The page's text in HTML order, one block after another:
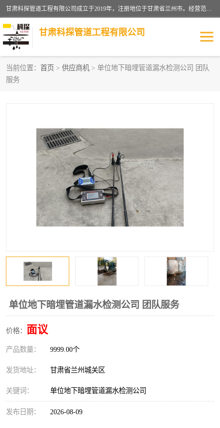
甘肃科探管道工程有限公司成立于2019年，注册地位于甘肃省兰州市。经营范围包括管道安装、清洗、疏通、维修、检测，防水工程，工程钻孔，化粪池清理，暖气安装，给排水管道安装维修，室内外管道如消防、供水、供热管道漏水检测定位，室内外防水堵漏等。
甘肃科探管道工程有限公司
当前位置： 首页 > 供应商机 > 单位地下暗埋管道漏水检测公司 团队
服务
单位地下暗埋管道漏水检测公司 团队服务
价格： 面议
产品数量： 9999.00个
发货地址： 甘肃省兰州城关区
关键词： 单位地下暗埋管道漏水检测公司
发布日期： 2026-08-09
管道安装维修
供热管道漏水
自来水管漏水 管道疏通
高压车疏通清淤